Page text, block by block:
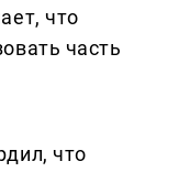
что
часть
что